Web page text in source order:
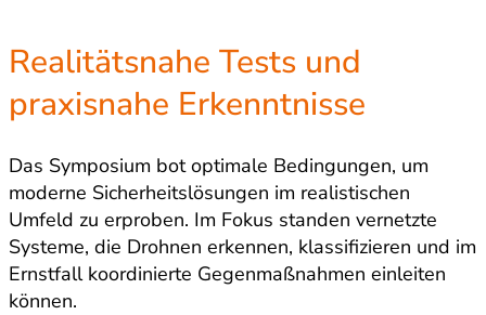
Realitätsnahe Tests und
praxisnahe Erkenntnisse
Das Symposium bot optimale Bedingungen, um
moderne Sicherheitslösungen im realistischen
Umfeld zu erproben. Im Fokus standen vernetzte
Systeme, die Drohnen erkennen, klassifizieren und im
Ernstfall koordinierte Gegenmaßnahmen einleiten
können.